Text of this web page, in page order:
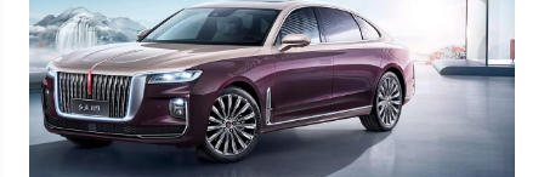
Узнать выгоду
Отправляя данную форму Вы даете согласие на обработку